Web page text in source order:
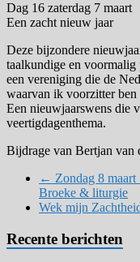
Dag 16 zaterdag 7 maart
Een zacht nieuw jaar
Deze bijzondere
taalkundige en voormalig
een vereniging die de
waarvan ik voorzitter
Een nieuwjaarswens die
veertigdagenthema.
Bijdrage van Bertjan van
← Zondag 8
Broeke & liturgie
Wek mijn
Recente berichten